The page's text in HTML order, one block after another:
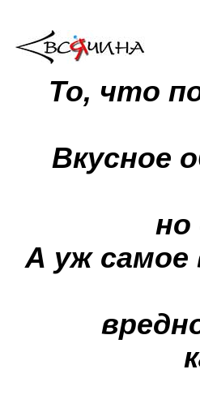
То, что
Вкусное
но
А уж самое